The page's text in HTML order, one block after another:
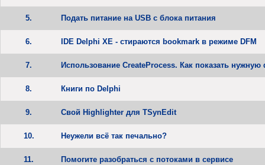
5. Подать питание на USB с блока питания
6. IDE Delphi XE - стираются bookmark в режиме DFM
7. Использование CreateProcess. Как показать
8. Книги по Delphi
9. Свой Highlighter для TSynEdit
10. Неужели всё так печально?
11. Помогите разобраться с потоками в сервисе